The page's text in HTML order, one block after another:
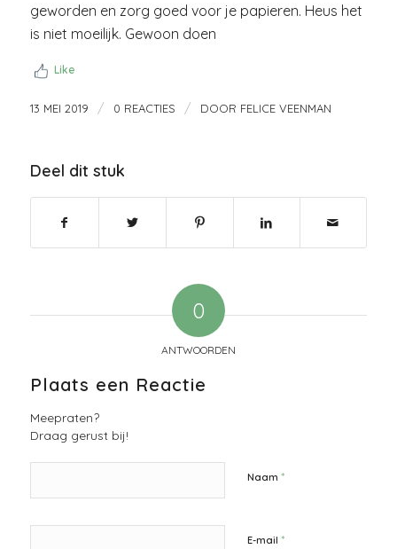
geworden en zorg goed voor je papieren. Heus het
is niet moeilijk. Gewoon doen
Like
13 MEI 2019 / 0 REACTIES / DOOR FELICE VEENMAN
Deel dit stuk
0
ANTWOORDEN
Plaats een Reactie
Meepraten?
Draag gerust bij!
Naam *
E-mail *